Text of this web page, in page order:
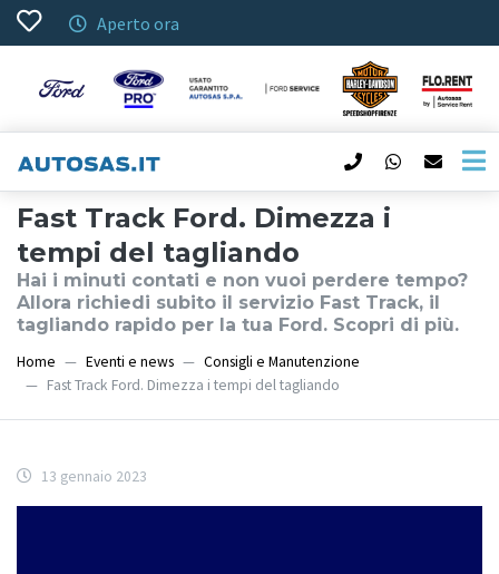
Aperto ora
Fast Track Ford. Dimezza i
tempi del tagliando
Hai i minuti contati e non vuoi perdere tempo?
Allora richiedi subito il servizio Fast Track, il
tagliando rapido per la tua Ford. Scopri di più.
Home Eventi e news
Consigli e Manutenzione
Fast Track Ford. Dimezza i tempi del tagliando
13 gennaio 2023